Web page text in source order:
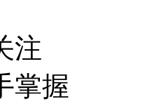
注
掌握